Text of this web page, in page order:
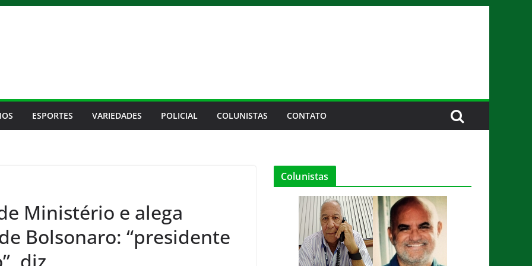
ESPORTES VARIEDADES POLICIAL COLUNISTAS CONTATO
Ministério e alega
Bolsonaro: “presidente
Colunistas